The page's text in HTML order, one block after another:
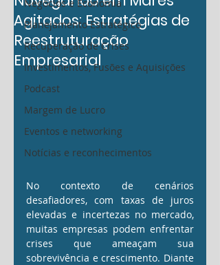
Negócios e Economia
Planejamento Estratégico
Recuperação de Crises
Investimentos, Fusões e Aquisições
Podcast
Margem de Lucro
Eventos e networking
Notícias e reconhecimentos
Agitados: Estratégias de
Reestruturação
Empresarial
No contexto de cenários
desafiadores, com taxas de juros
elevadas e incertezas no mercado,
muitas empresas podem enfrentar
crises que ameaçam sua
sobrevivência e crescimento. Diante